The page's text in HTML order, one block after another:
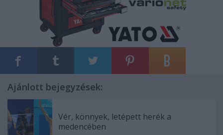
Ajánlott bejegyzések:
Vér, könnyek, letépett herék a
medencében